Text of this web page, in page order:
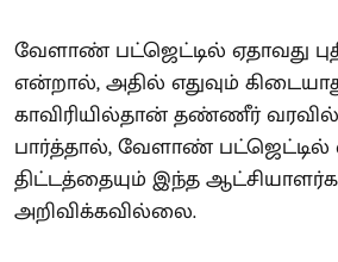
வேளாண் பட்ஜெட்டில் ஏதாவது
என்றால், அதில் எதுவும்
காவிரியில்தான் தண்ணீர்
பார்த்தால், வேளாண் பட்ஜெட்டில்
திட்டத்தையும் இந்த
அறிவிக்கவில்லை.